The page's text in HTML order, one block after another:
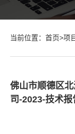
当前位置： 首页>项
佛山市顺德区
司-2023-技术